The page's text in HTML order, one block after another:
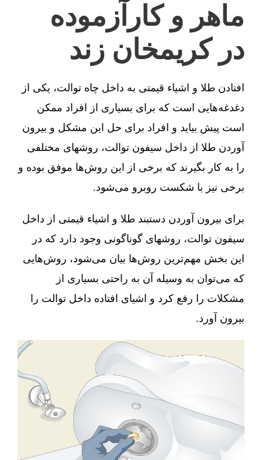
ماهر و کارآزموده
در کریمخان زند
افتادن طلا و اشیاء قیمتی به داخل چاه توالت، یکی از
دغدغه‌هایی است که برای بسیاری از افراد ممکن
است پیش بیاید و افراد برای حل این مشکل و بیرون
آوردن طلا از داخل سیفون توالت، روشهای مختلفی
را به کار بگیرند که برخی از این روش‌ها موفق بوده و
برخی نیز با شکست روبرو می‌شود.
برای بیرون آوردن دستبند طلا و اشیاء قیمتی از داخل
سیفون توالت، روشهای گوناگونی وجود دارد که در
این بخش مهم‌ترین روش‌ها بیان می‌شود، روش‌هایی
که می‌توان به وسیله آن به راحتی بسیاری از
مشکلات را رفع کرد و اشیای افتاده داخل توالت را
بیرون آورد.